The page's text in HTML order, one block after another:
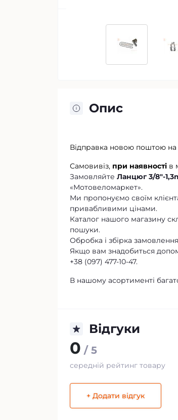
Опис
Відправка новою поштою на
Самовивіз, при наявності в
Замовляйте Ланцюг 3/8"-
«Мотовеломаркет».
Ми пропонуємо своїм
привабливими цінами.
Каталог нашого магазину
пошуки.
Обробка і збірка
Якщо вам знадобиться
+38 (097) 477-10-47.
В нашому асортименті
Відгуки
0 / 5
середній рейтинг товару
+ Додати відгук